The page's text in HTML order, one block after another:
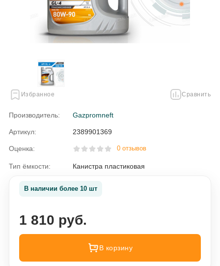
Избранное Сравнить
Производитель: Gazpromneft
Артикул: 2389901369
Оценка: 0 отзывов
Тип ёмкости: Канистра пластиковая
В наличии более 10 шт
1 810 руб.
В корзину